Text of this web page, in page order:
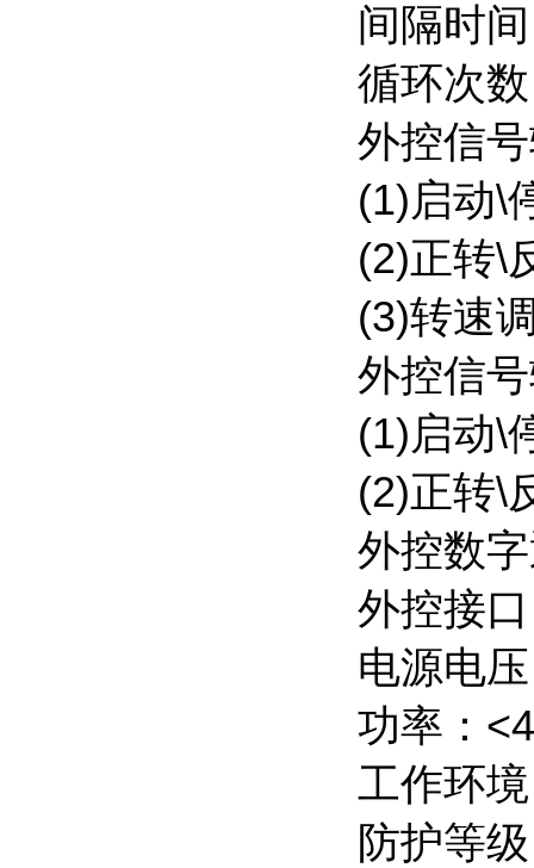
间隔时
循环次
外控信
(1)启动\
(2)正转\
(3)转速
外控信
(1)启动\
(2)正转\
外控数
外控接口
电源电
功率：
工作环
防护等